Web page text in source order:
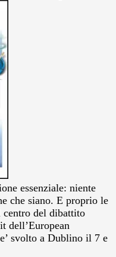
essenziale: niente
che siano. E proprio le
centro del dibattito
dell’European
svolto a Dublino il 7 e